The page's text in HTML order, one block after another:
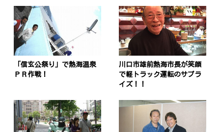
「信玄公祭り」で熱海温泉
ＰＲ作戦！
川口市雄前熱海市長が笑顔
で軽トラック運転のサプラ
イズ！！